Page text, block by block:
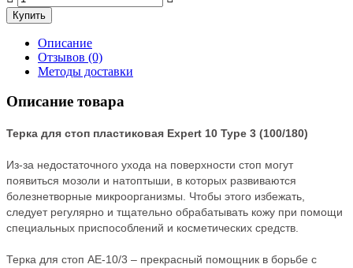
Описание
Отзывов (0)
Методы доставки
Описание товара
Терка для стоп пластиковая Expert 10 Type 3 (100/180)
Из-за недостаточного ухода на поверхности стоп могут
появиться мозоли и натоптыши, в которых развиваются
болезнетворные микроорганизмы. Чтобы этого избежать,
следует регулярно и тщательно обрабатывать кожу при помощи
специальных приспособлений и косметических средств.
Терка для стоп АЕ-10/3 – прекрасный помощник в борьбе с